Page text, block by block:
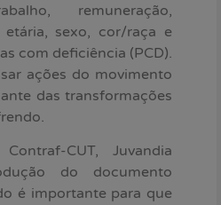
remuneração,
etária, sexo, cor/raça e
com deficiência (PCD).
ações do movimento
das transformações
CUT, Juvandia
do documento
é importante para que